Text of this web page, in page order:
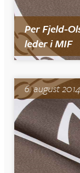
Per Fjeld-
leder i MIF
6. august 2014